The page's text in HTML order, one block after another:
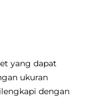
yang dapat
ukuran
dengan